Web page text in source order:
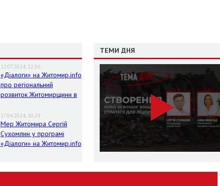
12.07.2024, 12:36
«Діалоги» на Житомир.info
про регіональний
розвиток Житомирщини в
17.04.2024, 10:29
Мер Житомира Сергій
Сухомлин у програмі
«Діалоги» на Житомир.info
ТЕМИ ДНЯ